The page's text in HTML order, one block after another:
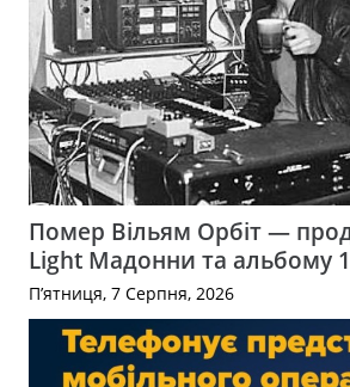
Помер Вільям Орбіт —
Light Мадонни та альбому
П’ятниця, 7 Серпня, 2026